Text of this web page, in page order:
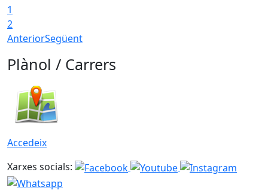
1
2
AnteriorSegüent
Plànol / Carrers
Accedeix
Xarxes socials: